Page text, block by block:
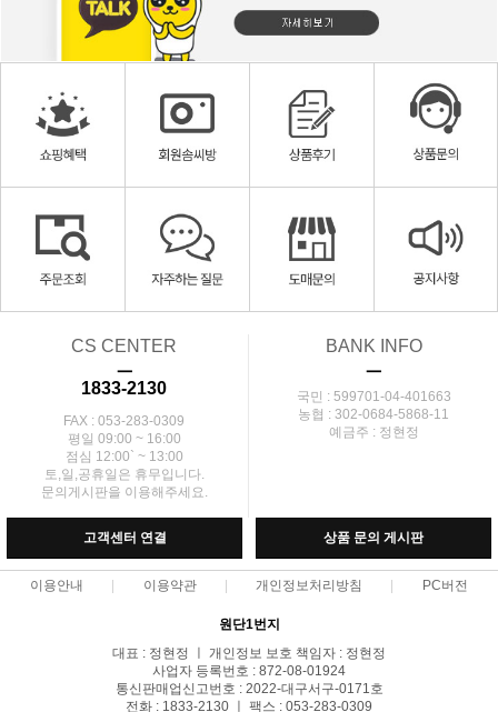
CS CENTER
ㅡ
1833-2130
FAX : 053-283-0309
평일 09:00 ~ 16:00
점심 12:00` ~ 13:00
토,일,공휴일은 휴무입니다.
문의게시판을 이용해주세요.
BANK INFO
ㅡ
국민 : 599701-04-401663
농협 : 302-0684-5868-11
예금주 : 정현정
고객센터 연결 상품 문의 게시판
이용안내 이용약관 개인정보처리방침 PC버전
원단1번지
대표 : 정현정 ㅣ 개인정보 보호 책임자 : 정현정
사업자 등록번호 : 872-08-01924
통신판매업신고번호 : 2022-대구서구-0171호
전화 : 1833-2130 ㅣ 팩스 : 053-283-0309